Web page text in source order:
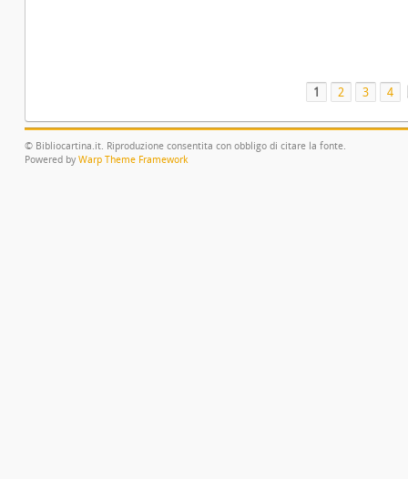
1 2 3 4
© Bibliocartina.it. Riproduzione consentita con obbligo di citare la fonte.
Powered by Warp Theme Framework